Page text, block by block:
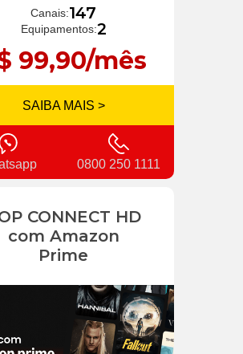
Canais:147
Equipamentos:2
99,90/mês
SAIBA MAIS >
0800 250 1111
CONNECT HD
com Amazon
Prime